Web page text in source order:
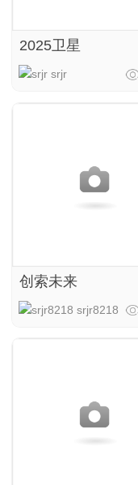
2025卫星
srjr
创索未来
srjr8218